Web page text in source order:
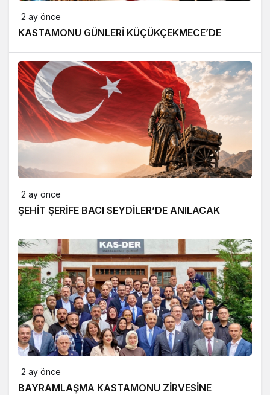
2 ay önce
KASTAMONU GÜNLERİ KÜÇÜKÇEKMECE’DE
2 ay önce
ŞEHİT ŞERİFE BACI SEYDİLER’DE ANILACAK
2 ay önce
BAYRAMLAŞMA KASTAMONU ZİRVESİNE